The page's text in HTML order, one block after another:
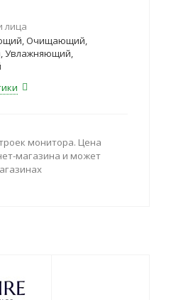
лица
Очищающий,
Увлажняющий,
монитора. Цена
магазина и может